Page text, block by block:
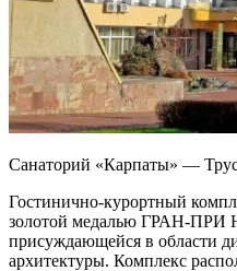
Санаторий «Карпаты» —
Гостинично-курортный
золотой медалью ГРАН-ПРИ
присуждающейся в области
архитектуры. Комплекс